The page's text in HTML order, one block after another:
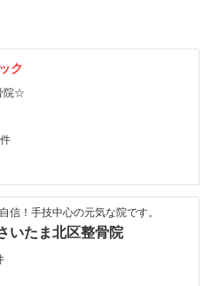
ク
院☆
信！手技中心の元気な院です。
いたま北区整骨院